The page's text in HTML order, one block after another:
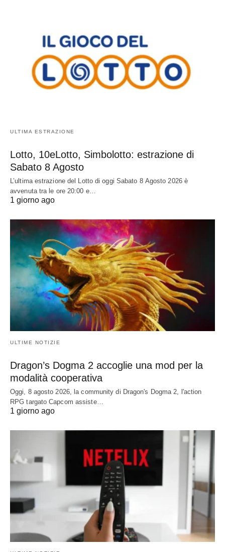
ULTIMA ESTRAZIONE
Lotto, 10eLotto, Simbolotto: estrazione di
Sabato 8 Agosto
L’ultima estrazione del Lotto di oggi Sabato 8 Agosto 2026 è
avvenuta tra le ore 20:00 e…
1 giorno ago
ULTIME NOTIZIE
Dragon’s Dogma 2 accoglie una mod per la
modalità cooperativa
Oggi, 8 agosto 2026, la community di Dragon's Dogma 2, l'action
RPG targato Capcom assiste…
1 giorno ago